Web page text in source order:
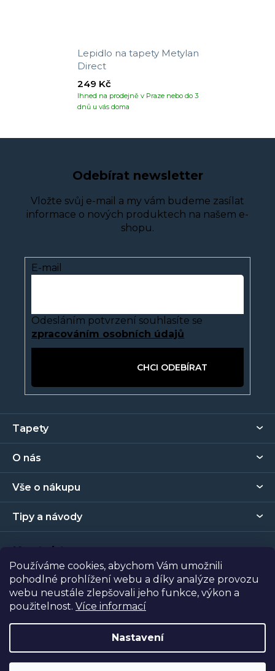
Používáme cookies, abychom Vám umožnili
pohodlné prohlížení webu a díky analýze provozu
webu neustále zlepšovali jeho funkce, výkon a
použitelnost. Více informací
Nastavení
Lepidlo na tapety Metylan
Direct
Ihned na prodejně v Praze nebo do 3
dnů u vás doma
249 Kč
Odebírat newsletter
Vložte svůj e-mail a my vám budeme zasílat
informace o nových produktech na našem e-
shopu.
E-mail
Odesláním potvrzení souhlasíte se
zpracováním osobních údajů
a
í
Tapety
O nás
Vše o nákupu
Tipy a návody
Kontakt
Prodejna
Vytvořil Shoptet| NakódovalShopcode
Copyright 2026Tapety Metro Florenc. Všechna práva
vyhrazena.